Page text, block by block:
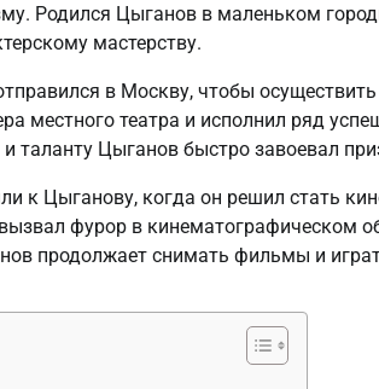
Родился Цыганов в маленьком
мастерству.
в Москву, чтобы
местного театра и исполнил ряд
таланту Цыганов быстро завоевал
к Цыганову, когда он решил стать
фурор в кинематографическом
продолжает снимать фильмы и